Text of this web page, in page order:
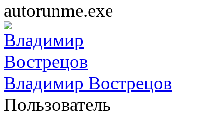
autorunme.exe
Владимир Вострецов
Пользователь